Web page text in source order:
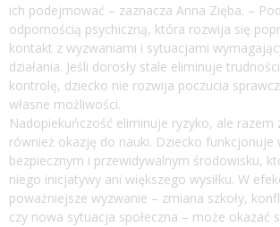
ich podejmować – zaznacza Anna Zięba. –
odpornością psychiczną, która rozwija się
kontakt z wyzwaniami i sytuacjami
działania. Jeśli dorosły stale eliminuje
kontrolę, dziecko nie rozwija poczucia
własne możliwości.
Nadopiekuńczość eliminuje ryzyko, ale razem
również okazję do nauki. Dziecko funkcjonuje
bezpiecznym i przewidywalnym środowisku,
niego inicjatywy ani większego wysiłku. W
poważniejsze wyzwanie – zmiana szkoły,
czy nowa sytuacja społeczna – może okazać